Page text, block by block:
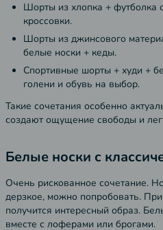
Шорты из хлопка + футболка
кроссовки.
Шорты из джинсового
белые носки + кеды.
Спортивные шорты + худи +
голени и обувь на выбор.
Такие сочетания особенно
создают ощущение свободы и
Белые носки с
Очень рискованное сочетание.
дерзкое, можно попробовать.
получится интересный образ.
вместе с лоферами или брогами.